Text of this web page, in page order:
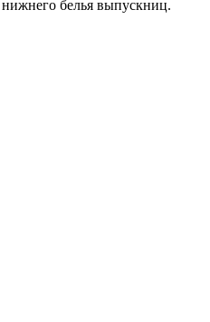
нижнего белья выпускниц.